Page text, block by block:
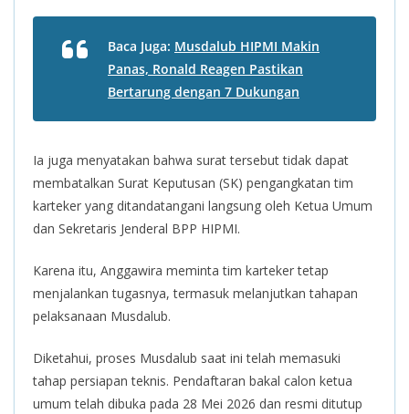
Baca Juga: Musdalub HIPMI Makin
Panas, Ronald Reagen Pastikan
Bertarung dengan 7 Dukungan
Ia juga menyatakan bahwa surat tersebut tidak dapat
membatalkan Surat Keputusan (SK) pengangkatan tim
karteker yang ditandatangani langsung oleh Ketua Umum
dan Sekretaris Jenderal BPP HIPMI.
Karena itu, Anggawira meminta tim karteker tetap
menjalankan tugasnya, termasuk melanjutkan tahapan
pelaksanaan Musdalub.
Diketahui, proses Musdalub saat ini telah memasuki
tahap persiapan teknis. Pendaftaran bakal calon ketua
umum telah dibuka pada 28 Mei 2026 dan resmi ditutup